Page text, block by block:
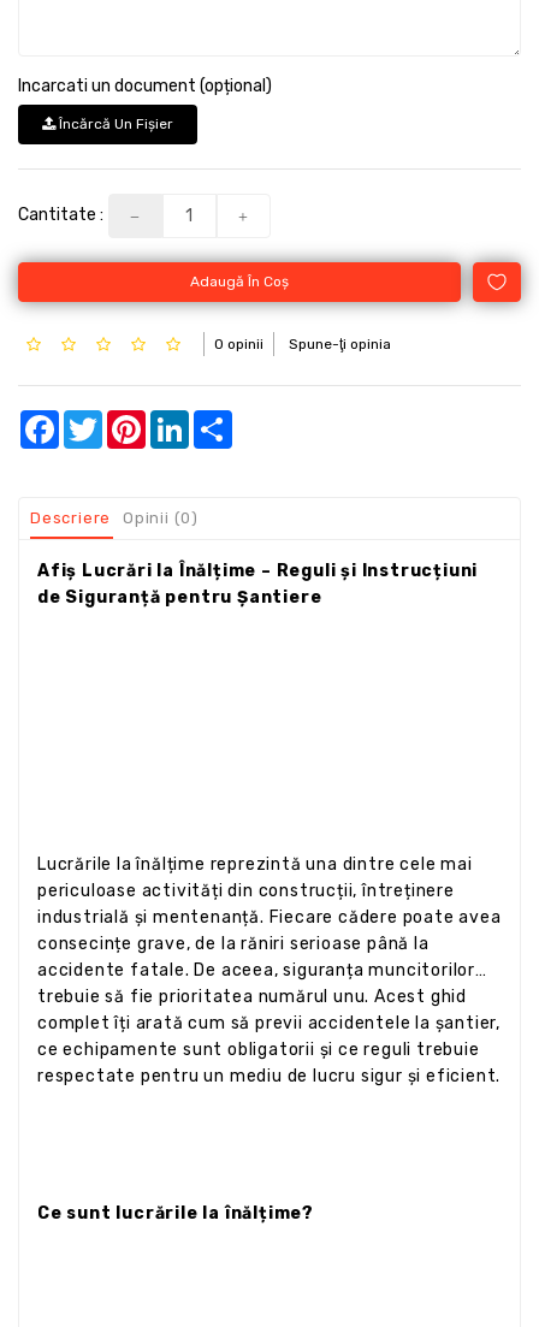
Incarcati un document (opțional)
Încărcă Un Fişier
Cantitate :
Adaugă În Coş
0 opinii Spune-ţi opinia
Facebook
TwitterPinterestLinkedIn
Descriere Opinii (0)
Afiș Lucrări la Înălțime – Reguli și Instrucțiuni
de Siguranță pentru Șantiere
Lucrările la înălțime reprezintă una dintre cele mai
periculoase activități din construcții, întreținere
industrială și mentenanță. Fiecare cădere poate avea
consecințe grave, de la răniri serioase până la
accidente fatale. De aceea, siguranța muncitorilor
trebuie să fie prioritatea numărul unu. Acest ghid
complet îți arată cum să previi accidentele la șantier,
ce echipamente sunt obligatorii și ce reguli trebuie
respectate pentru un mediu de lucru sigur și eficient.
Ce sunt lucrările la înălțime?